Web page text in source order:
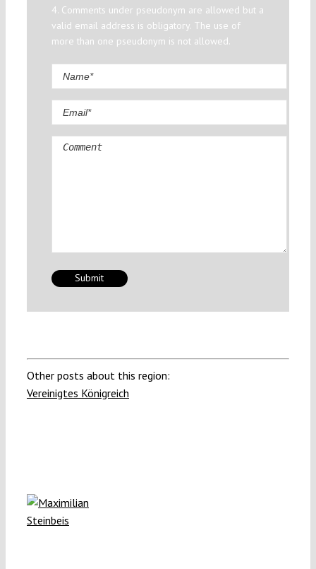
4. Comments under pseudonym are allowed but a
valid email address is obligatory. The use of
more than one pseudonym is not allowed.
Comment
Other posts about this region:
Vereinigtes Königreich